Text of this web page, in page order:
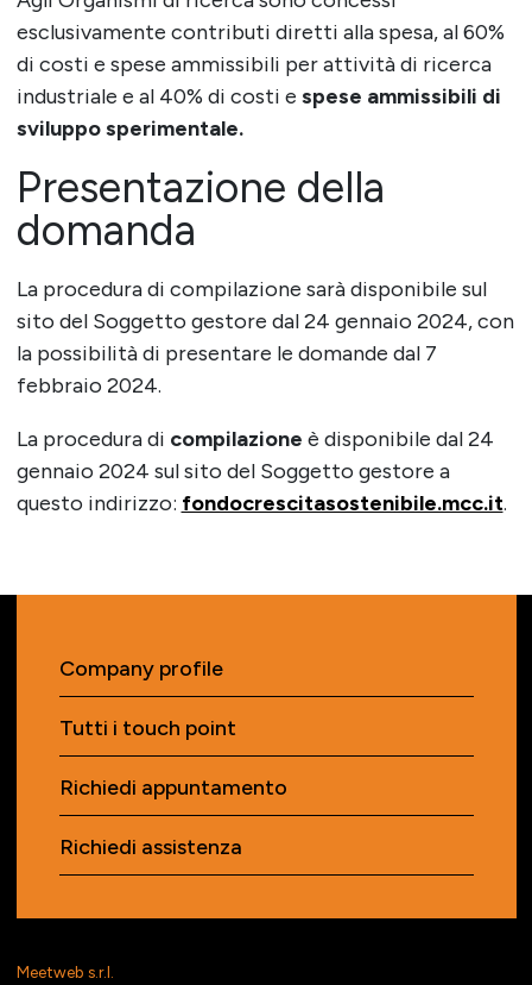
esclusivamente contributi diretti alla spesa, al 60%
di costi e spese ammissibili per attività di ricerca
industriale e al 40% di costi e spese ammissibili di
sviluppo sperimentale.
Presentazione della
domanda
La procedura di compilazione sarà disponibile sul
sito del Soggetto gestore dal 24 gennaio 2024, con
la possibilità di presentare le domande dal 7
febbraio 2024.
La procedura di compilazione è disponibile dal 24
gennaio 2024 sul sito del Soggetto gestore a
questo indirizzo: fondocrescitasostenibile.mcc.it.
Meetweb s.r.l.
Company profile
Tutti i touch point
Richiedi appuntamento
Richiedi assistenza